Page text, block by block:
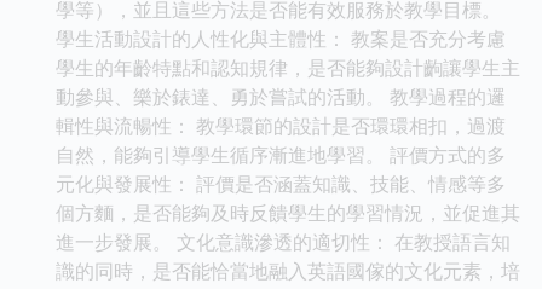
學等），並且這些方法是否能有效服務於教學目標。
學生活動設計的人性化與主體性： 教案是否充分考慮
學生的年齡特點和認知規律，是否能夠設計齣讓學生主
動參與、樂於錶達、勇於嘗試的活動。 教學過程的邏
輯性與流暢性： 教學環節的設計是否環環相扣，過渡
自然，能夠引導學生循序漸進地學習。 評價方式的多
元化與發展性： 評價是否涵蓋知識、技能、情感等多
個方麵，是否能夠及時反饋學生的學習情況，並促進其
進一步發展。 文化意識滲透的適切性： 在教授語言知
識的同時，是否能恰當地融入英語國傢的文化元素，培